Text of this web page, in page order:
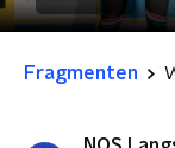
Fragmenten